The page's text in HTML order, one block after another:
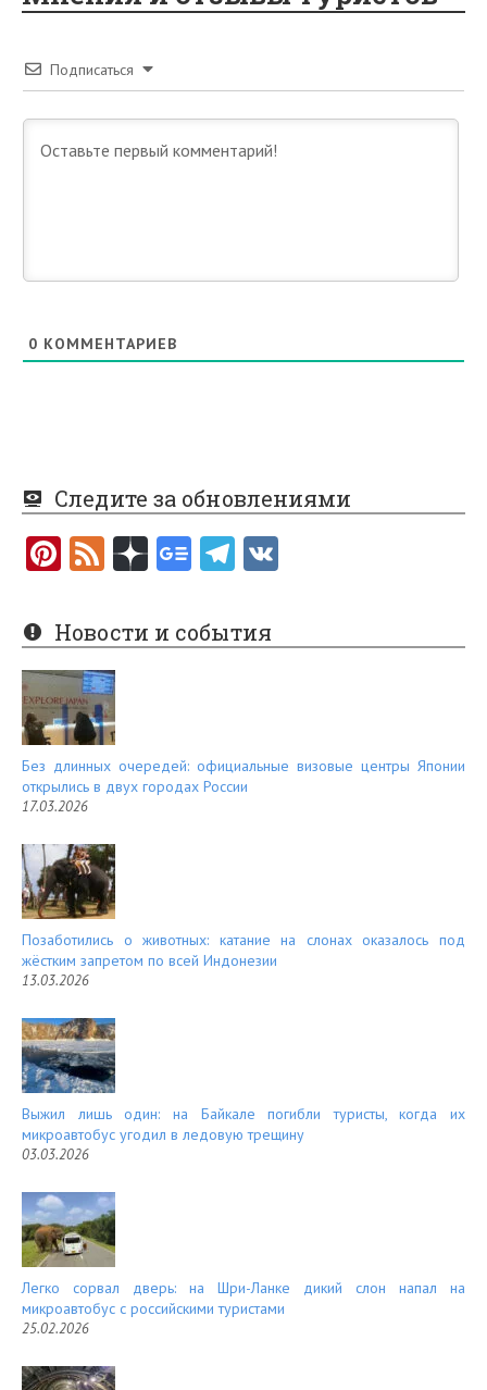
Подписаться
0 КОММЕНТАРИЕВ
Следите за обновлениями
Pi
er
es
t
F
e
d
Новости и события
Без длинных очередей: официальные визовые центры Японии
открылись в двух городах России
17.03.2026
Позаботились о животных: катание на слонах оказалось под
жёстким запретом по всей Индонезии
13.03.2026
Выжил лишь один: на Байкале погибли туристы, когда их
микроавтобус угодил в ледовую трещину
03.03.2026
Легко сорвал дверь: на Шри-Ланке дикий слон напал на
микроавтобус с российскими туристами
25.02.2026